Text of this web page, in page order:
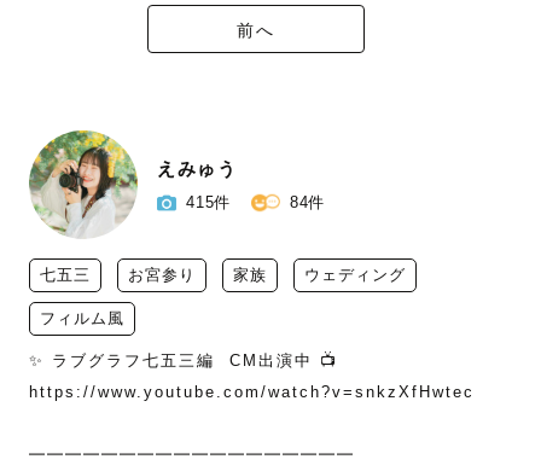
前へ
えみゅう
415件 84件
七五三 お宮参り 家族 ウェディング
フィルム風
✨ ラブグラフ七五三編  CM出演中 📺
https://www.youtube.com/watch?v=snkzXfHwtec
━━━━━━━━━━━━━━━━━━